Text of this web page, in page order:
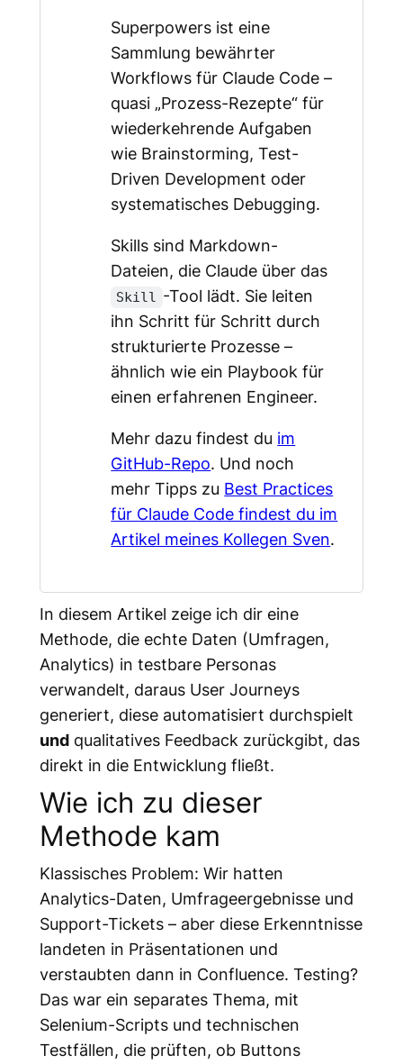
Superpowers ist eine
Sammlung bewährter
Workflows für Claude Code –
quasi „Prozess-Rezepte“ für
wiederkehrende Aufgaben
wie Brainstorming, Test-
Driven Development oder
systematisches Debugging.
Skills sind Markdown-
Dateien, die Claude über das
Skill -Tool lädt. Sie leiten
ihn Schritt für Schritt durch
strukturierte Prozesse –
ähnlich wie ein Playbook für
einen erfahrenen Engineer.
Mehr dazu findest du im
GitHub-Repo. Und noch
mehr Tipps zu Best Practices
für Claude Code findest du im
Artikel meines Kollegen Sven.
In diesem Artikel zeige ich dir eine
Methode, die echte Daten (Umfragen,
Analytics) in testbare Personas
verwandelt, daraus User Journeys
generiert, diese automatisiert durchspielt
undqualitatives Feedback zurückgibt, das
direkt in die Entwicklung fließt.
Wie ich zu dieser
Methode kam
Klassisches Problem: Wir hatten
Analytics-Daten, Umfrageergebnisse und
Support-Tickets – aber diese Erkenntnisse
landeten in Präsentationen und
verstaubten dann in Confluence. Testing?
Das war ein separates Thema, mit
Selenium-Scripts und technischen
Testfällen, die prüften, ob Buttons